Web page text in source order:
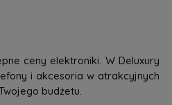
ceny elektroniki. W Deluxury
i akcesoria w atrakcyjnych
budżetu.